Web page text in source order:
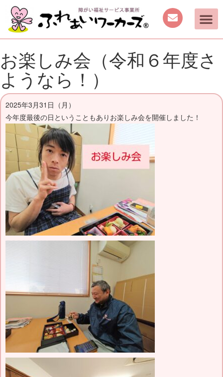
お楽しみ会（令和６年度さ
ようなら！）
2025年3月31日（月）
今年度最後の日ということもありお楽しみ会を開催しました！